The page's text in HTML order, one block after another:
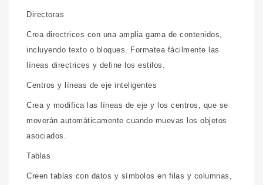
Directoras
Crea directrices con una amplia gama de contenidos,
incluyendo texto o bloques. Formatea fácilmente las
líneas directrices y define los estilos.
Centros y líneas de eje inteligentes
Crea y modifica las líneas de eje y los centros, que se
moverán automáticamente cuando muevas los objetos
asociados.
Tablas
Creen tablas con datos y símbolos en filas y columnas,